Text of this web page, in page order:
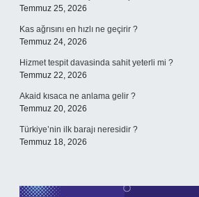
Temmuz 25, 2026
Kas ağrısını en hızlı ne geçirir ?
Temmuz 24, 2026
Hizmet tespit davasinda sahit yeterli mi ?
Temmuz 22, 2026
Akaid kısaca ne anlama gelir ?
Temmuz 20, 2026
Türkiye’nin ilk barajı neresidir ?
Temmuz 18, 2026